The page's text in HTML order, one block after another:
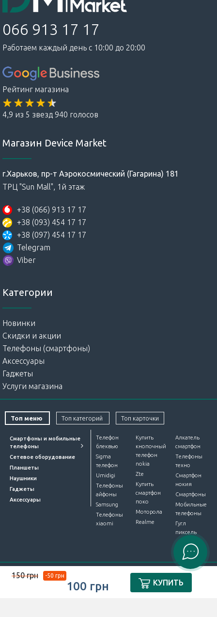
150 грн -50 грн
100 грн КУПИТЬ
066 913 17 17
Работаем каждый день с 10:00 до 20:00
Рейтинг магазина
4,9 из 5 звезд 940 голосов
Магазин Device Market
г.Харьков, пр-т Аэрокосмический (Гагарина) 181
ТРЦ "Sun Mall", 1й этаж
+38 (066) 913 17 17
+38 (093) 454 17 17
+38 (097) 454 17 17
Telegram
Viber
Категории
Новинки
Скидки и акции
Телефоны (смартфоны)
Аксессуары
Гаджеты
Услуги магазина
Топ меню Топ категорий Топ карточки
Смартфоны и мобильные
телефоны
Сетевое оборудование
Планшеты
Наушники
Гаджеты
Аксессуары
Телефон
блеквью
Sigma
телефон
Umidigi
Телефоны
айфоны
Samsung
Телефоны
xiaomi
Купить
кнопочный
телефон
nokia
Zte
Купить
смартфон
поко
Моторола
Realme
Алкатель
смартфон
Телефоны
техно
Смартфон
нокия
Смартфоны
Мобильные
телефоны
Гугл
пиксель
Интернет-магазин Device Market © 2012-2026. Все права
защищены.ПУБЛІЧНА ОФЕРТА.